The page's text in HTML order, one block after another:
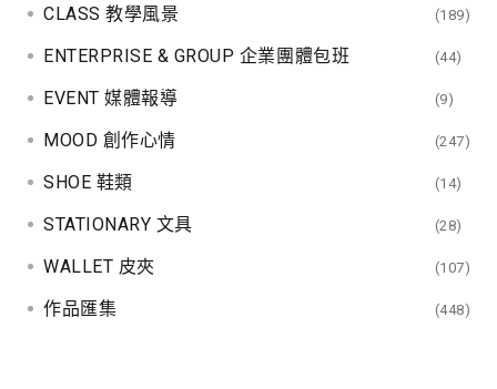
CLASS 教學風景 (189)
ENTERPRISE & GROUP 企業團體包班 (44)
EVENT 媒體報導 (9)
MOOD 創作心情 (247)
SHOE 鞋類 (14)
STATIONARY 文具 (28)
WALLET 皮夾 (107)
作品匯集 (448)